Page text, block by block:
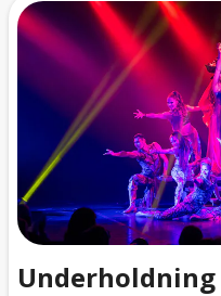
Underholdning